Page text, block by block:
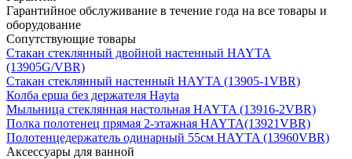
Гарантийное обслуживание в течение года на все товары и
оборудование
Сопутствующие товары
Стакан стеклянный двойной настенный HAYTA
(13905G/VBR)
Стакан стеклянный настенный HAYTA (13905-1VBR)
Колба ерша без держателя Hayta
Мыльница стеклянная настольная HAYTA (13916-2VBR)
Полка полотенец прямая 2-этажная HAYTA(13921VBR)
Полотенцедержатель одинарный 55см HAYTA (13960VBR)
Аксессуары для ванной